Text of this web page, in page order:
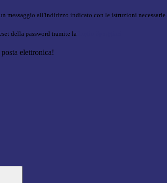
messaggio all'indirizzo indicato con le istruzioni necessarie.
della password tramite la
elettronica!